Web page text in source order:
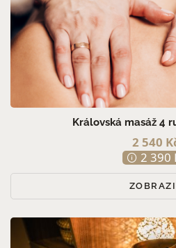
Královská masáž 4
2 540
2 390